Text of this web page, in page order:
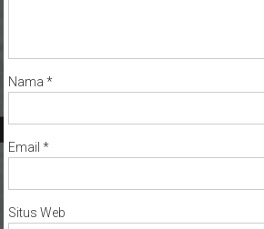
Nama *
Email *
Situs Web